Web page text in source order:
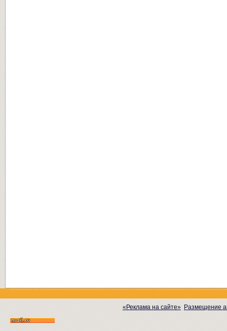
«Реклама на сайте» Размещение